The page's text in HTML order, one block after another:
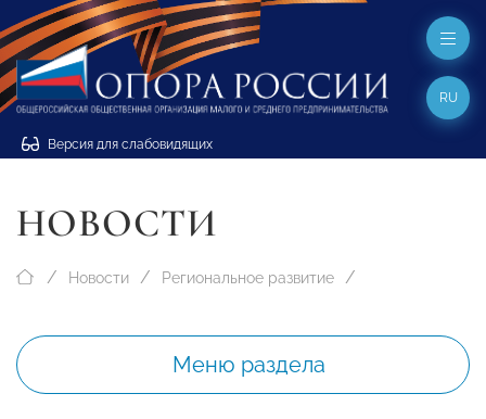
Версия для слабовидящих
RU
НОВОСТИ
Новости Региональное развитие
Меню раздела